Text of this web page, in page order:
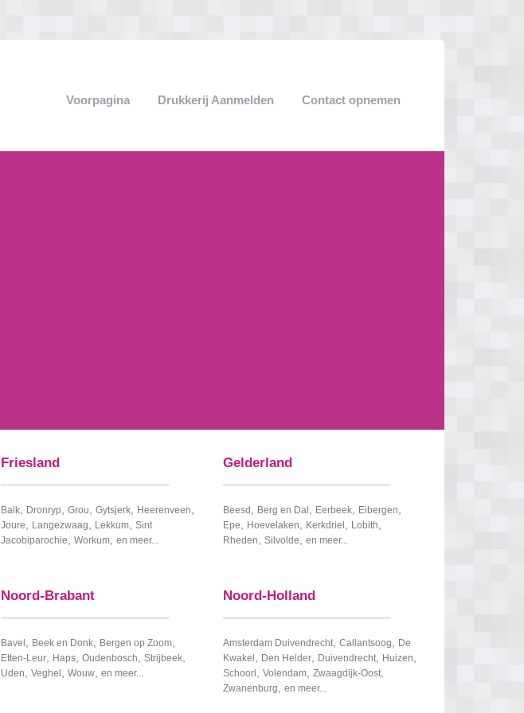
Voorpagina Drukkerij Aanmelden Contact opnemen
Friesland
Balk, Dronryp, Grou, Gytsjerk, Heerenveen,
Joure, Langezwaag, Lekkum, Sint
Jacobiparochie, Workum, en meer...
Gelderland
Beesd , Berg en Dal , Eerbeek, Eibergen,
Epe, Hoevelaken, Kerkdriel , Lobith,
Rheden, Silvolde, en meer...
Noord-Brabant
Bavel , Beek en Donk, Bergen op Zoom,
Etten-Leur, Haps, Oudenbosch, Strijbeek,
Uden, Veghel , Wouw, en meer...
Noord-Holland
Amsterdam Duivendrecht, Callantsoog, De
Kwakel , Den Helder, Duivendrecht, Huizen,
Schoorl , Volendam, Zwaagdijk-Oost,
Zwanenburg, en meer...